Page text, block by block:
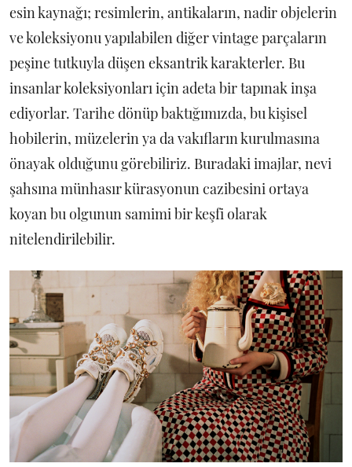
esin kaynağı; resimlerin, antikaların, nadir objelerin
ve koleksiyonu yapılabilen diğer vintage parçaların
peşine tutkuyla düşen eksantrik karakterler. Bu
insanlar koleksiyonları için adeta bir tapınak inşa
ediyorlar. Tarihe dönüp baktığımızda, bu kişisel
hobilerin, müzelerin ya da vakıfların kurulmasına
önayak olduğunu görebiliriz. Buradaki imajlar, nevi
şahsına münhasır kürasyonun cazibesini ortaya
koyan bu olgunun samimi bir keşfi olarak
nitelendirilebilir.